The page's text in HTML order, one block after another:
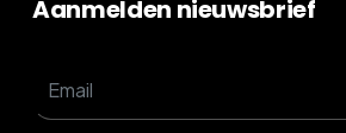
Aanmelden nieuwsbrief